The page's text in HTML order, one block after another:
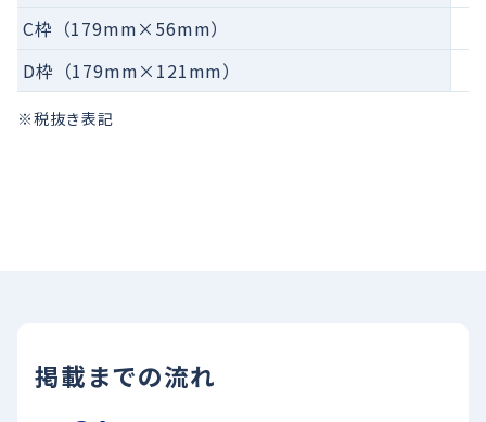
C枠（179mm×56mm）
D枠（179mm×121mm）
※税抜き表記
掲載までの流れ